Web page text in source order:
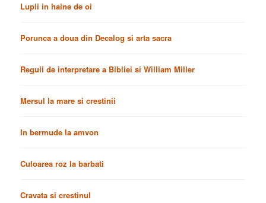
Lupii in haine de oi
Porunca a doua din Decalog si arta sacra
Reguli de interpretare a Bibliei si William Miller
Mersul la mare si crestinii
In bermude la amvon
Culoarea roz la barbati
Cravata si crestinul